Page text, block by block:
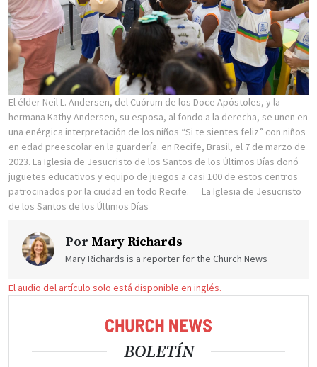
El élder Neil L. Andersen, del Cuórum de los Doce Apóstoles, y la
hermana Kathy Andersen, su esposa, al fondo a la derecha, se unen en
una enérgica interpretación de los niños “Si te sientes feliz” con niños
en edad preescolar en la guardería. en Recife, Brasil, el 7 de marzo de
2023. La Iglesia de Jesucristo de los Santos de los Últimos Días donó
juguetes educativos y equipo de juegos a casi 100 de estos centros
patrocinados por la ciudad en todo Recife.
La Iglesia de Jesucristo
de los Santos de los Últimos Días
Por Mary Richards
Mary Richards is a reporter for the Church News
El audio del artículo solo está disponible en inglés.
BOLETÍN